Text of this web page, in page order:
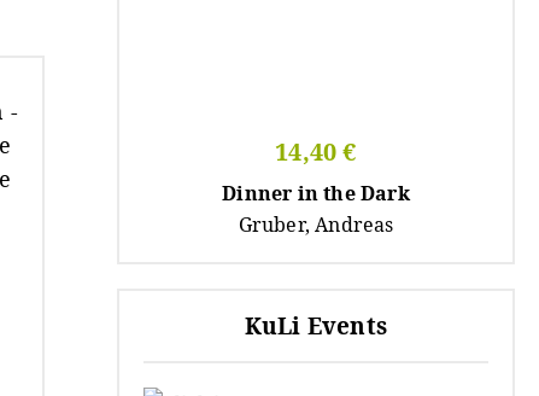
14,40 €
Dinner in the Dark
Gruber, Andreas
KuLi Events